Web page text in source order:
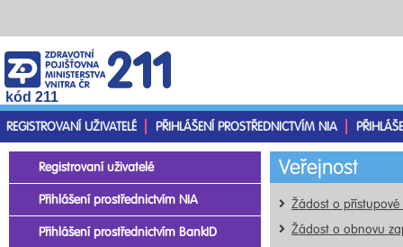
kód 211
REGISTROVANÍ UŽIVATELÉ
PŘIHLÁŠENÍ PROSTŘEDNICTVÍM NIA
Veřejnost
Žádost o
Žádost o obnovu
Registrovaní uživatelé
Přihlášení prostřednictvím NIA
Přihlášení prostřednictvím BankID